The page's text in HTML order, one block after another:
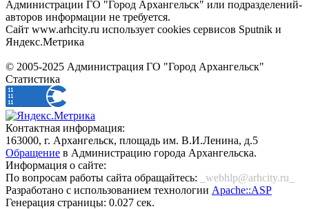
Администрации ГО "Город Архангельск" или подразделений-
авторов информации не требуется.
Сайт www.arhcity.ru использует cookies сервисов Sputnik и
Яндекс.Метрика
© 2005-2025 Администрация ГО "Город Архангельск"
Статистика
Контактная информация:
163000, г. Архангельск, площадь им. В.И.Ленина, д.5
Обращение в Администрацию города Архангельска.
Информация о сайте:
По вопросам работы сайта обращайтесь:
_webhlp@arhcity.ru_
Разработано с использованием технологии Apache::ASP
Генерация страницы: 0.027 сек.